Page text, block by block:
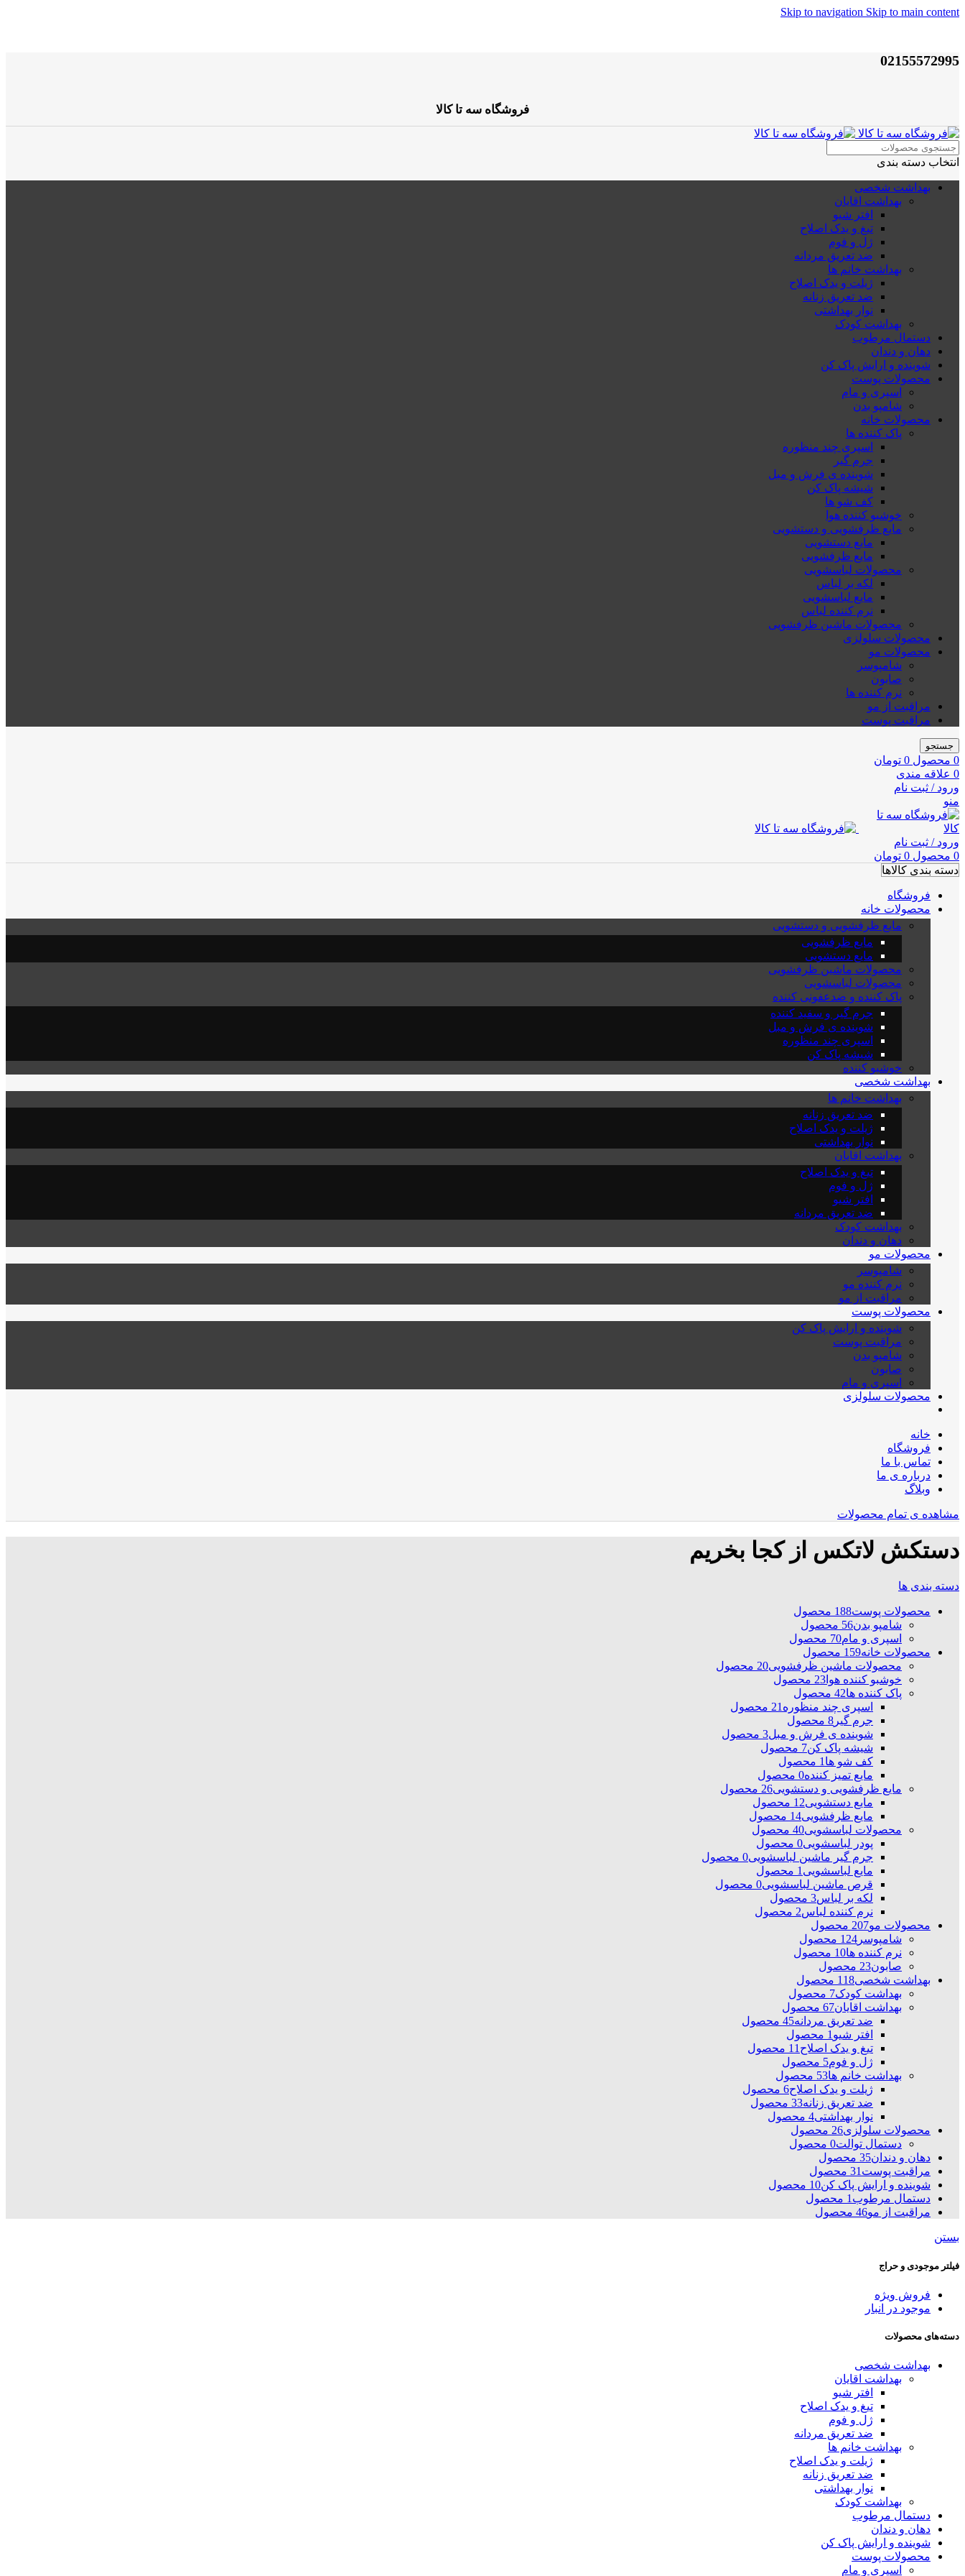
Skip to navigation Skip to main content
02155572995
فروشگاه سه تا کالا
انتخاب دسته بندی
بهداشت شخصی
بهداشت اقایان
افتر شیو
تیغ و یدک اصلاح
ژل و فوم
ضد تعریق مردانه
بهداشت خانم ها
ژیلت و یدک اصلاح
ضد تعریق زنانه
نوار بهداشتی
بهداشت کودک
دستمال مرطوب
دهان و دندان
شوینده و ارایش پاک کن
محصولات پوست
اسپری و مام
شامپو بدن
محصولات خانه
پاک کننده ها
اسپری چند منظوره
جرم گیر
شوینده ی فرش و مبل
شیشه پاک کن
کف شو ها
خوشبو کننده هوا
مایع ظرفشویی و دستشویی
مایع دستشویی
مایع ظرفشویی
محصولات لباسشویی
لکه بر لباس
مایع لباسشویی
نرم کننده لباس
محصولات ماشین ظرفشویی
محصولات سلولزی
محصولات مو
شامپوسر
صابون
نرم کننده ها
مراقبت از مو
مراقبت پوست
جستجو
0 محصول 0 تومان
0 علاقه مندی
ورود / ثبت نام
منو
ورود / ثبت نام
0 محصول 0 تومان
دسته بندی کالاها
فروشگاه
محصولات خانه
مایع ظرفشویی و دستشویی
مایع ظرفشویی
مایع دستشویی
محصولات ماشین ظرفشویی
محصولات لباسشویی
پاک کننده و ضدعفونی کننده
جرم گیر و سفید کننده
شوینده ی فرش و مبل
اسپری چند منظوره
شیشه پاک کن
خوشبو کننده
بهداشت شخصی
بهداشت خانم ها
ضد تعریق زنانه
ژیلت و یدک اصلاح
نوار بهداشتی
بهداشت اقایان
تیغ و یدک اصلاح
ژل و فوم
افتر شیو
ضد تعریق مردانه
بهداشت کودک
دهان و دندان
محصولات مو
شامپوسر
نرم کننده مو
مراقبت از مو
محصولات پوست
شوینده و ارایش پاک کن
مراقبت پوست
شامپو بدن
صابون
اسپری و مام
محصولات سلولزی
خانه
فروشگاه
تماس با ما
درباره ی ما
وبلاگ
مشاهده ی تمام محصولات
دستکش لاتکس از کجا بخریم
دسته بندی ها
محصولات پوست188 محصول
شامپو بدن56 محصول
اسپری و مام70 محصول
محصولات خانه159 محصول
محصولات ماشین ظرفشویی20 محصول
خوشبو کننده هوا 23 محصول
پاک کننده ها42 محصول
اسپری چند منظوره21 محصول
جرم گیر 8 محصول
شوینده ی فرش و مبل3 محصول
شیشه پاک کن7 محصول
کف شو ها1 محصول
مایع تمیز کننده0 محصول
مایع ظرفشویی و دستشویی26 محصول
مایع دستشویی12 محصول
مایع ظرفشویی14 محصول
محصولات لباسشویی40 محصول
پودر لباسشویی0 محصول
جرم گیر ماشین لباسشویی0 محصول
مایع لباسشویی1 محصول
قرص ماشین لباسشویی0 محصول
لکه بر لباس3 محصول
نرم کننده لباس2 محصول
محصولات مو207 محصول
شامپوسر 124 محصول
نرم کننده ها10 محصول
صابون23 محصول
بهداشت شخصی118 محصول
بهداشت کودک7 محصول
بهداشت اقایان67 محصول
ضد تعریق مردانه45 محصول
افتر شیو1 محصول
تیغ و یدک اصلاح11 محصول
ژل و فوم5 محصول
بهداشت خانم ها53 محصول
ژیلت و یدک اصلاح6 محصول
ضد تعریق زنانه33 محصول
نوار بهداشتی4 محصول
محصولات سلولزی26 محصول
دستمال توالت0 محصول
دهان و دندان35 محصول
مراقبت پوست31 محصول
شوینده و ارایش پاک کن10 محصول
دستمال مرطوب1 محصول
مراقبت از مو46 محصول
بستن
فیلتر موجودی و حراج
فروش ویژه
موجود در انبار
دسته‌های محصولات
بهداشت شخصی
بهداشت اقایان
افتر شیو
تیغ و یدک اصلاح
ژل و فوم
ضد تعریق مردانه
بهداشت خانم ها
ژیلت و یدک اصلاح
ضد تعریق زنانه
نوار بهداشتی
بهداشت کودک
دستمال مرطوب
دهان و دندان
شوینده و ارایش پاک کن
محصولات پوست
اسپری و مام